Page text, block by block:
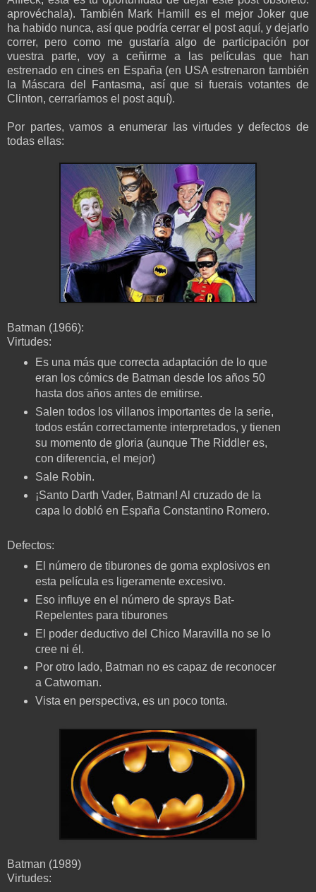
aprovéchala). También Mark Hamill es el mejor Joker que
ha habido nunca, así que podría cerrar el post aquí, y dejarlo
correr, pero como me gustaría algo de participación por
vuestra parte, voy a ceñirme a las películas que han
estrenado en cines en España (en USA estrenaron también
la Máscara del Fantasma, así que si fuerais votantes de
Clinton, cerraríamos el post aquí).
Por partes, vamos a enumerar las virtudes y defectos de
todas ellas:
Batman (1966):
Virtudes:
Es una más que correcta adaptación de lo que
eran los cómics de Batman desde los años 50
hasta dos años antes de emitirse.
Salen todos los villanos importantes de la serie,
todos están correctamente interpretados, y tienen
su momento de gloria (aunque The Riddler es,
con diferencia, el mejor)
Sale Robin.
¡Santo Darth Vader, Batman! Al cruzado de la
capa lo dobló en España Constantino Romero.
Defectos:
El número de tiburones de goma explosivos en
esta película es ligeramente excesivo.
Eso influye en el número de sprays Bat-
Repelentes para tiburones
El poder deductivo del Chico Maravilla no se lo
cree ni él.
Por otro lado, Batman no es capaz de reconocer
a Catwoman.
Vista en perspectiva, es un poco tonta.
Batman (1989)
Virtudes: